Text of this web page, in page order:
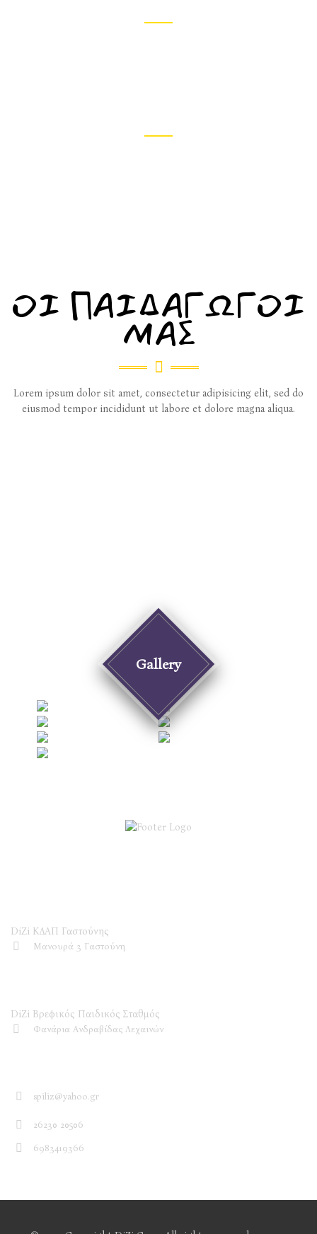
ΟΙ ΠΑΙΔΑΓΩΓΟΙ
ΜΑΣ
Lorem ipsum dolor sit amet, consectetur adipisicing elit, sed do
eiusmod tempor incididunt ut labore et dolore magna aliqua.
Lorem ipsum dolor sit amet, consectetur adipisicing elit, sed do
eiusmod tempor incididunt ut labore et dolore magna aliqua.
DiZi ΚΔΑΠ Γαστούνης
Μανουρά 3 Γαστούνη
DiZi Βρεφικός Παιδικός Σταθμός
Φανάρια Ανδραβίδας Λεχαινών
spiliz@yahoo.gr
26230 20506
6983419366